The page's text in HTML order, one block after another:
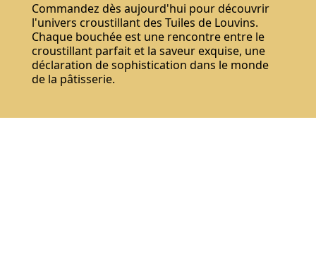
Commandez dès aujourd'hui pour découvrir
l'univers croustillant des Tuiles de Louvins.
Chaque bouchée est une rencontre entre le
croustillant parfait et la saveur exquise, une
déclaration de sophistication dans le monde
de la pâtisserie.